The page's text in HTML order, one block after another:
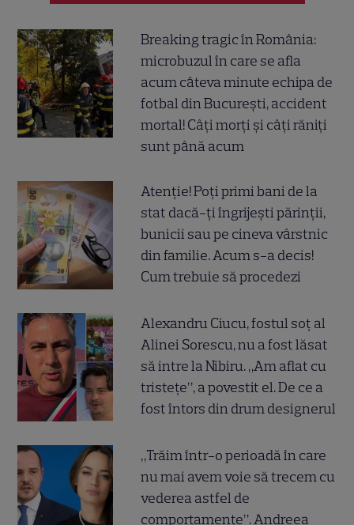
Breaking tragic în România:
microbuzul în care se afla
acum câteva minute echipa de
fotbal din București, accident
mortal! Câți morți și câți răniți
sunt până acum
Atenție! Poți primi bani de la
stat dacă-ți îngrijești părinții,
bunicii sau pe cineva vârstnic
din familie. Acum s-a decis!
Cum trebuie să procedezi
Alexandru Ciucu, fostul soț al
Alinei Sorescu, nu a fost lăsat
să intre la Nibiru. „Am aflat cu
tristețe”, a povestit el. De ce a
fost întors din drum designerul
„Trăim într-o perioadă în care
nu mai avem voie să trecem cu
vederea astfel de
comportamente”. Andreea